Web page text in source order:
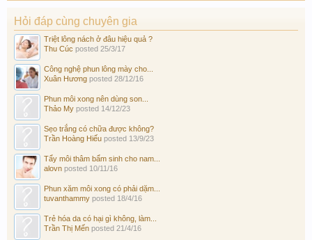
Hỏi đáp cùng chuyên gia
Triệt lông nách ở đâu hiệu quả ?
Thu Cúc posted 25/3/17
Công nghệ phun lông mày cho...
Xuân Hương posted 28/12/16
Phun môi xong nên dùng son...
Thảo My posted 14/12/23
Sẹo trắng có chữa được không?
Trần Hoàng Hiếu posted 13/9/23
Tẩy môi thâm bẩm sinh cho nam...
alovn posted 10/11/16
Phun xăm môi xong có phải dặm...
tuvanthammy posted 18/4/16
Trẻ hóa da có hại gì không, làm...
Trần Thị Mến posted 21/4/16